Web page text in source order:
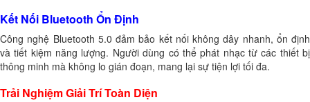
Kết Nối Bluetooth Ổn Định
Công nghệ Bluetooth 5.0 đảm bảo kết nối không dây nhanh, ổn định
và tiết kiệm năng lượng. Người dùng có thể phát nhạc từ các thiết bị
thông minh mà không lo gián đoạn, mang lại sự tiện lợi tối đa.
Trải Nghiệm Giải Trí Toàn Diện